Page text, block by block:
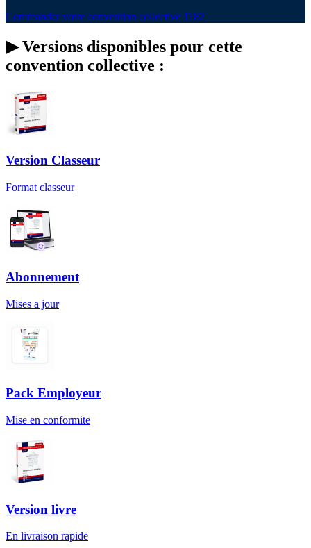
Commander votre convention collective 1182
▶Versions disponibles pour cette
convention collective :
Version Classeur
Format classeur
Abonnement
Mises a jour
Pack Employeur
Mise en conformite
Version livre
En livraison rapide